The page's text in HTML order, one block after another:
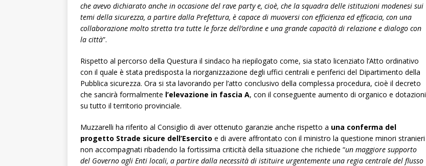
che avevo dichiarato anche in occasione del rave party e, cioè, che la squadra delle istituzioni modenesi sui
temi della sicurezza, a partire dalla Prefettura, è capace di muoversi con efficienza ed efficacia, con una
collaborazione molto stretta tra tutte le forze dell’ordine e una grande capacità di relazione e dialogo con
la città”.
Rispetto al percorso della Questura il sindaco ha riepilogato come, sia stato licenziato l’Atto ordinativo
con il quale è stata predisposta la riorganizzazione degli uffici centrali e periferici del Dipartimento della
Pubblica sicurezza. Ora si sta lavorando per l’atto conclusivo della complessa procedura, cioè il decreto
che sancirà formalmente l’elevazione in fascia A, con il conseguente aumento di organico e dotazioni
su tutto il territorio provinciale.
Muzzarelli ha riferito al Consiglio di aver ottenuto garanzie anche rispetto a una conferma del
progetto Strade sicure dell’Esercito e di avere affrontato con il ministro la questione minori stranieri
non accompagnati ribadendo la fortissima criticità della situazione che richiede “un maggiore supporto
del Governo agli Enti locali, a partire dalla necessità di istituire urgentemente una regia centrale del flusso